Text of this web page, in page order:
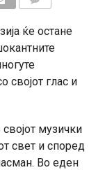
ќе остане
својот глас и
музички
свет и според
Во еден